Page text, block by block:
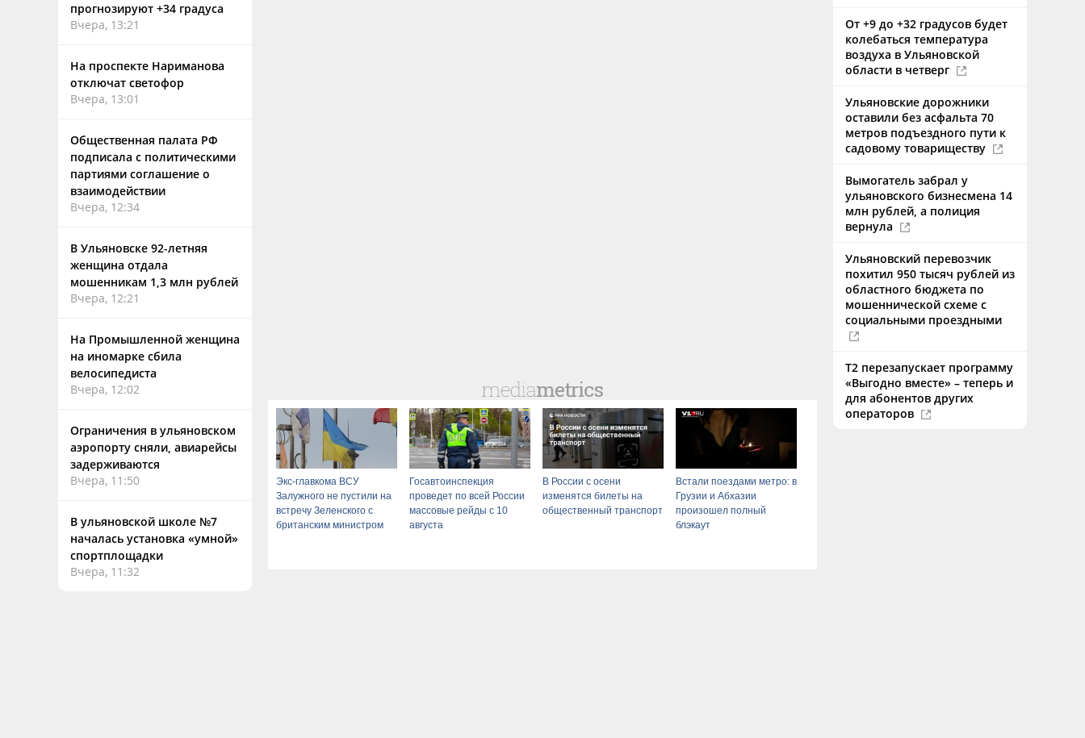
прогнозируют +34 градуса
Вчера, 13:21
На проспекте Нариманова
отключат светофор
Вчера, 13:01
Общественная палата РФ
подписала с политическими
партиями соглашение о
взаимодействии
Вчера, 12:34
В Ульяновске 92-летняя
женщина отдала
мошенникам 1,3 млн рублей
Вчера, 12:21
На Промышленной женщина
на иномарке сбила
велосипедиста
Вчера, 12:02
Ограничения в ульяновском
аэропорту сняли, авиарейсы
задерживаются
Вчера, 11:50
В ульяновской школе №7
началась установка «умной»
спортплощадки
Вчера, 11:32
Экс-главкома ВСУ
Залужного не пустили на
встречу Зеленского с
британским министром
Госавтоинспекция
проведет по всей России
массовые рейды с 10
августа
В России с осени
изменятся билеты на
общественный транспорт
Встали поездами метро: в
Грузии и Абхазии
произошел полный
блэкаут
От +9 до +32 градусов будет
колебаться температура
воздуха в Ульяновской
области в четверг
Ульяновские дорожники
оставили без асфальта 70
метров подъездного пути к
садовому товариществу
Вымогатель забрал у
ульяновского бизнесмена 14
млн рублей, а полиция
вернула
Ульяновский перевозчик
похитил 950 тысяч рублей из
областного бюджета по
мошеннической схеме с
социальными проездными
Т2 перезапускает программу
«Выгодно вместе» – теперь и
для абонентов других
операторов